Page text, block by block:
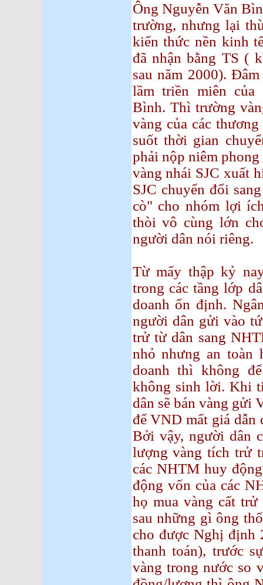
Ông Nguyễn Văn
trường, nhưng lại
kiến thức nền kinh
đã nhận bằng TS (
sau năm 2000).
lầm triền miên của
Bình. Thì trường
vàng của các
suốt thời gian
phải nộp niêm
vàng nhái SJC xuất
SJC chuyển đổi
cò" cho nhóm lợi
thòi vô cùng lớn
người dân nói riêng.
Từ mấy thập kỷ
trong các tầng lớp
doanh ổn định.
người dân gửi vào
trử từ dân sang
nhỏ nhưng an toàn
doanh thì không
không sinh lời. Khi
dân sẽ bán vàng gửi
để VND mất giá dẫn
Bởi vậy, người dân
lượng vàng tích trử
các NHTM huy
động vốn của các
họ mua vàng cất
sau những gì ông
cho được Nghị định
thanh toán), trước
vàng trong nước so